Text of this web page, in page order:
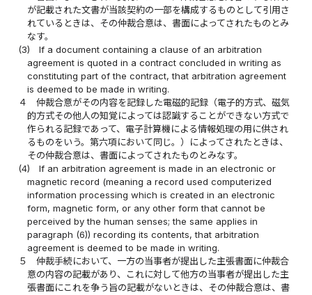
が記載された文書が当該契約の一部を構成するものとして引用さ
れているときは、その仲裁合意は、書面によってされたものとみ
なす。
(3)
If a document containing a clause of an arbitration
agreement is quoted in a contract concluded in writing as
constituting part of the contract, that arbitration agreement
is deemed to be made in writing.
４
仲裁合意がその内容を記録した電磁的記録（電子的方式、磁気
的方式その他人の知覚によっては認識することができない方式で
作られる記録であって、電子計算機による情報処理の用に供され
るものをいう。第六項において同じ。）によってされたときは、
その仲裁合意は、書面によってされたものとみなす。
(4)
If an arbitration agreement is made in an electronic or
magnetic record (meaning a record used computerized
information processing which is created in an electronic
form, magnetic form, or any other form that cannot be
perceived by the human senses; the same applies in
paragraph (6)) recording its contents, that arbitration
agreement is deemed to be made in writing.
５
仲裁手続において、一方の当事者が提出した主張書面に仲裁合
意の内容の記載があり、これに対して他方の当事者が提出した主
張書面にこれを争う旨の記載がないときは、その仲裁合意は、書